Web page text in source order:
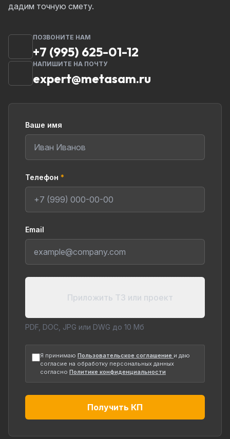
дадим точную смету.
ПОЗВОНИТЕ НАМ
+7 (995) 625-01-12
НАПИШИТЕ НА ПОЧТУ
expert@metasam.ru
Ваше имя
Телефон *
Email
Приложить ТЗ или проект
PDF, DOC, JPG или DWG до 10 Мб
Я принимаю Пользовательское соглашение и даю
согласие на обработку персональных данных
согласно Политике конфиденциальности
Получить КП